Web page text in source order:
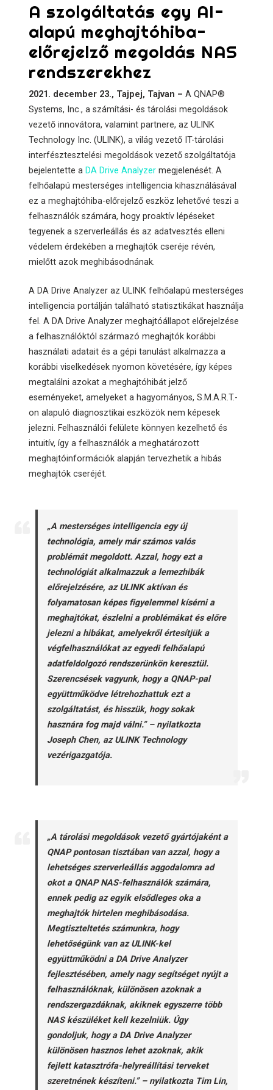
A szolgáltatás egy AI-
alapú meghajtóhiba-
előrejelző megoldás NAS
rendszerekhez
2021. december 23., Tajpej, Tajvan – A QNAP®
Systems, Inc., a számítási- és tárolási megoldások
vezető innovátora, valamint partnere, az ULINK
Technology Inc. (ULINK), a világ vezető IT-tárolási
interfésztesztelési megoldások vezető szolgáltatója
bejelentette a DA Drive Analyzer megjelenését. A
felhőalapú mesterséges intelligencia kihasználásával
ez a meghajtóhiba-előrejelző eszköz lehetővé teszi a
felhasználók számára, hogy proaktív lépéseket
tegyenek a szerverleállás és az adatvesztés elleni
védelem érdekében a meghajtók cseréje révén,
mielőtt azok meghibásodnának.
A DA Drive Analyzer az ULINK felhőalapú mesterséges
intelligencia portálján található statisztikákat használja
fel. A DA Drive Analyzer meghajtóállapot előrejelzése
a felhasználóktól származó meghajtók korábbi
használati adatait és a gépi tanulást alkalmazza a
korábbi viselkedések nyomon követésére, így képes
megtalálni azokat a meghajtóhibát jelző
eseményeket, amelyeket a hagyományos, S.M.A.R.T.-
on alapuló diagnosztikai eszközök nem képesek
jelezni. Felhasználói felülete könnyen kezelhető és
intuitív, így a felhasználók a meghatározott
meghajtóinformációk alapján tervezhetik a hibás
meghajtók cseréjét.
„A mesterséges intelligencia egy új
technológia, amely már számos valós
problémát megoldott. Azzal, hogy ezt a
technológiát alkalmazzuk a lemezhibák
előrejelzésére, az ULINK aktívan és
folyamatosan képes figyelemmel kísérni a
meghajtókat, észlelni a problémákat és előre
jelezni a hibákat, amelyekről értesítjük a
végfelhasználókat az egyedi felhőalapú
adatfeldolgozó rendszerünkön keresztül.
Szerencsések vagyunk, hogy a QNAP-pal
együttműködve létrehozhattuk ezt a
szolgáltatást, és hisszük, hogy sokak
hasznára fog majd válni.” – nyilatkozta
Joseph Chen, az ULINK Technology
vezérigazgatója.
„A tárolási megoldások vezető gyártójaként a
QNAP pontosan tisztában van azzal, hogy a
lehetséges szerverleállás aggodalomra ad
okot a QNAP NAS-felhasználók számára,
ennek pedig az egyik elsődleges oka a
meghajtók hirtelen meghibásodása.
Megtiszteltetés számunkra, hogy
lehetőségünk van az ULINK-kel
együttműködni a DA Drive Analyzer
fejlesztésében, amely nagy segítséget nyújt a
felhasználóknak, különösen azoknak a
rendszergazdáknak, akiknek egyszerre több
NAS készüléket kell kezelniük. Úgy
gondoljuk, hogy a DA Drive Analyzer
különösen hasznos lehet azoknak, akik
fejlett katasztrófa-helyreállítási terveket
szeretnének készíteni.” – nyilatkozta Tim Lin,